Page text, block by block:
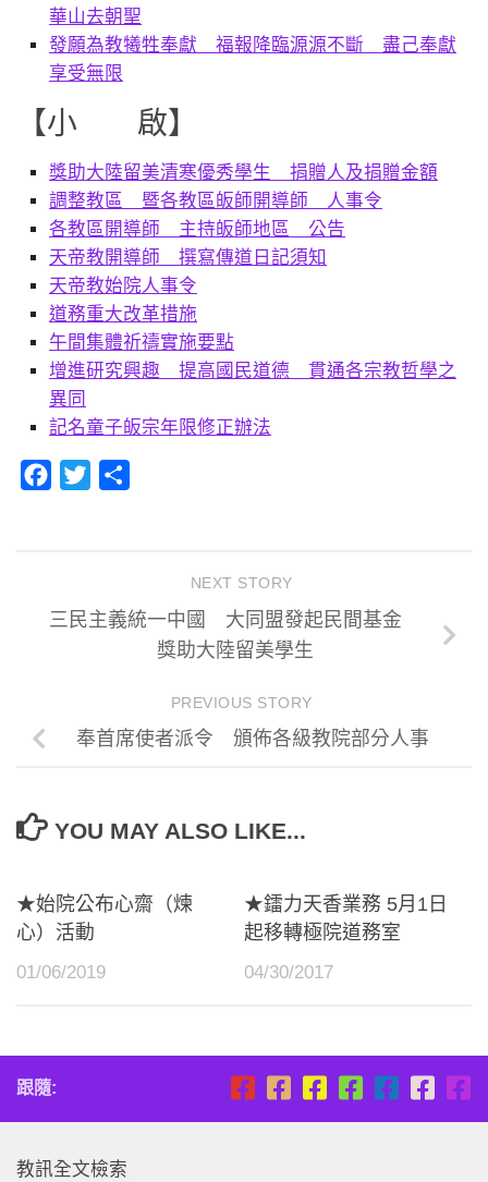
華山去朝聖
發願為教犧牲奉獻 福報降臨源源不斷 盡己奉獻
享受無限
【小 啟】
獎助大陸留美清寒優秀學生 捐贈人及捐贈金額
調整教區 暨各教區皈師開導師 人事令
各教區開導師 主持皈師地區 公告
天帝教開導師 撰寫傳道日記須知
天帝教始院人事令
道務重大改革措施
午間集體祈禱實施要點
增進研究興趣 提高國民道德 貫通各宗教哲學之
異同
記名童子皈宗年限修正辦法
Facebook
Twitter
NEXT STORY
三民主義統一中國 大同盟發起民間基金
獎助大陸留美學生
PREVIOUS STORY
奉首席使者派令 頒佈各級教院部分人事
YOU MAY ALSO LIKE...
★始院公布心齋（煉
心）活動
01/06/2019
★鐳力天香業務 5月1日
起移轉極院道務室
04/30/2017
跟隨:
教訊全文檢索